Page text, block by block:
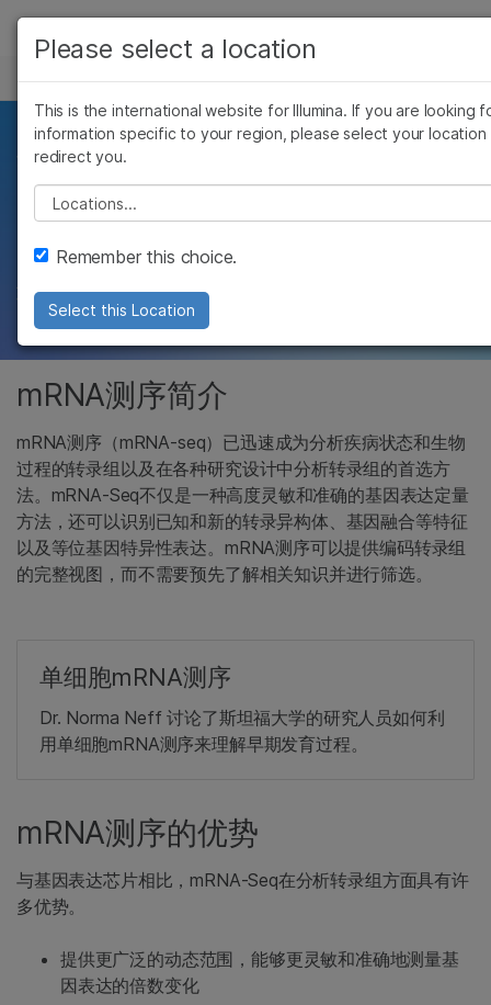
Skip to content
解决方案
学习
公司
支持
推荐内容链接
RNA测序
编码转录组更清晰完整
的视图
mRNA-Seq可以准确而全面地检测已知和未知
转录本，同时检测转录本丰度
mRNA测序简介
mRNA测序（mRNA-seq）已迅速成为分析疾病状态和生物
过程的转录组以及在各种研究设计中分析转录组的首选方
法。mRNA-Seq不仅是一种高度灵敏和准确的基因表达定量
方法，还可以识别已知和新的转录异构体、基因融合等特征
以及等位基因特异性表达。mRNA测序可以提供编码转录组
的完整视图，而不需要预先了解相关知识并进行筛选。
单细胞mRNA测序
Dr. Norma Neff 讨论了斯坦福大学的研究人员如何利
用单细胞mRNA测序来理解早期发育过程。
mRNA测序的优势
与基因表达芯片相比，mRNA-Seq在分析转录组方面具有许
多优势。
提供更广泛的动态范围，能够更灵敏和准确地测量基
因表达的倍数变化
查看更多相关内容。选择您感兴趣的领域:
癌症研究
微生物学
农业基因组学
复杂疾病
临床肿瘤学
遗传病和罕见病
Please select a location
This is the international website for Illumina. If you are looking
information specific to your region, please select your location
redirect you.
Please select a location
Remember this choice.
Select this Location